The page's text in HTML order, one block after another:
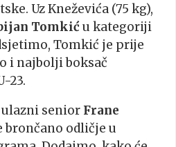
Uz Kneževića (75 kg),
Tomkiću kategoriji
Tomkić je prije
i najbolji boksač
23.
senior Frane
brončano odličje u